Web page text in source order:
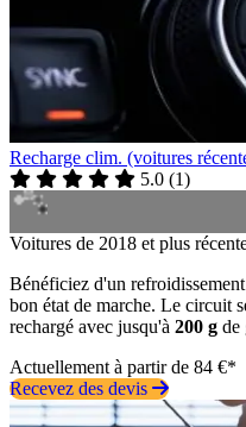
Recharge clim. (voitures
5.0 (1)
Voitures de 2018 et plus
Bénéficiez d'un
bon état de marche. Le circuit
rechargé avec jusqu'à 200 g de
Actuellement à partir de 84 €*
Recevez des devis